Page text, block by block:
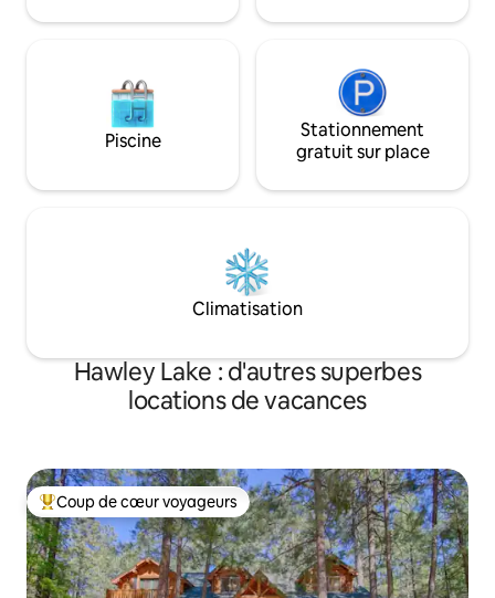
notre cabane dans les pins !
les pins.
Piscine
Stationnement
gratuit sur place
Climatisation
Hawley Lake : d'autres superbes
locations de vacances
Coups de cœur voyageurs les plus appréciés
Coup de cœur voyageurs